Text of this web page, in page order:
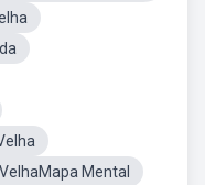
Mental